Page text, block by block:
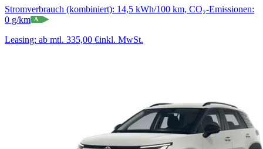
Stromverbrauch (kombiniert): 14,5 kWh/100 km, CO₂-Emissionen:
0 g/km A
Leasing: ab mtl. 335,00 €inkl. MwSt.